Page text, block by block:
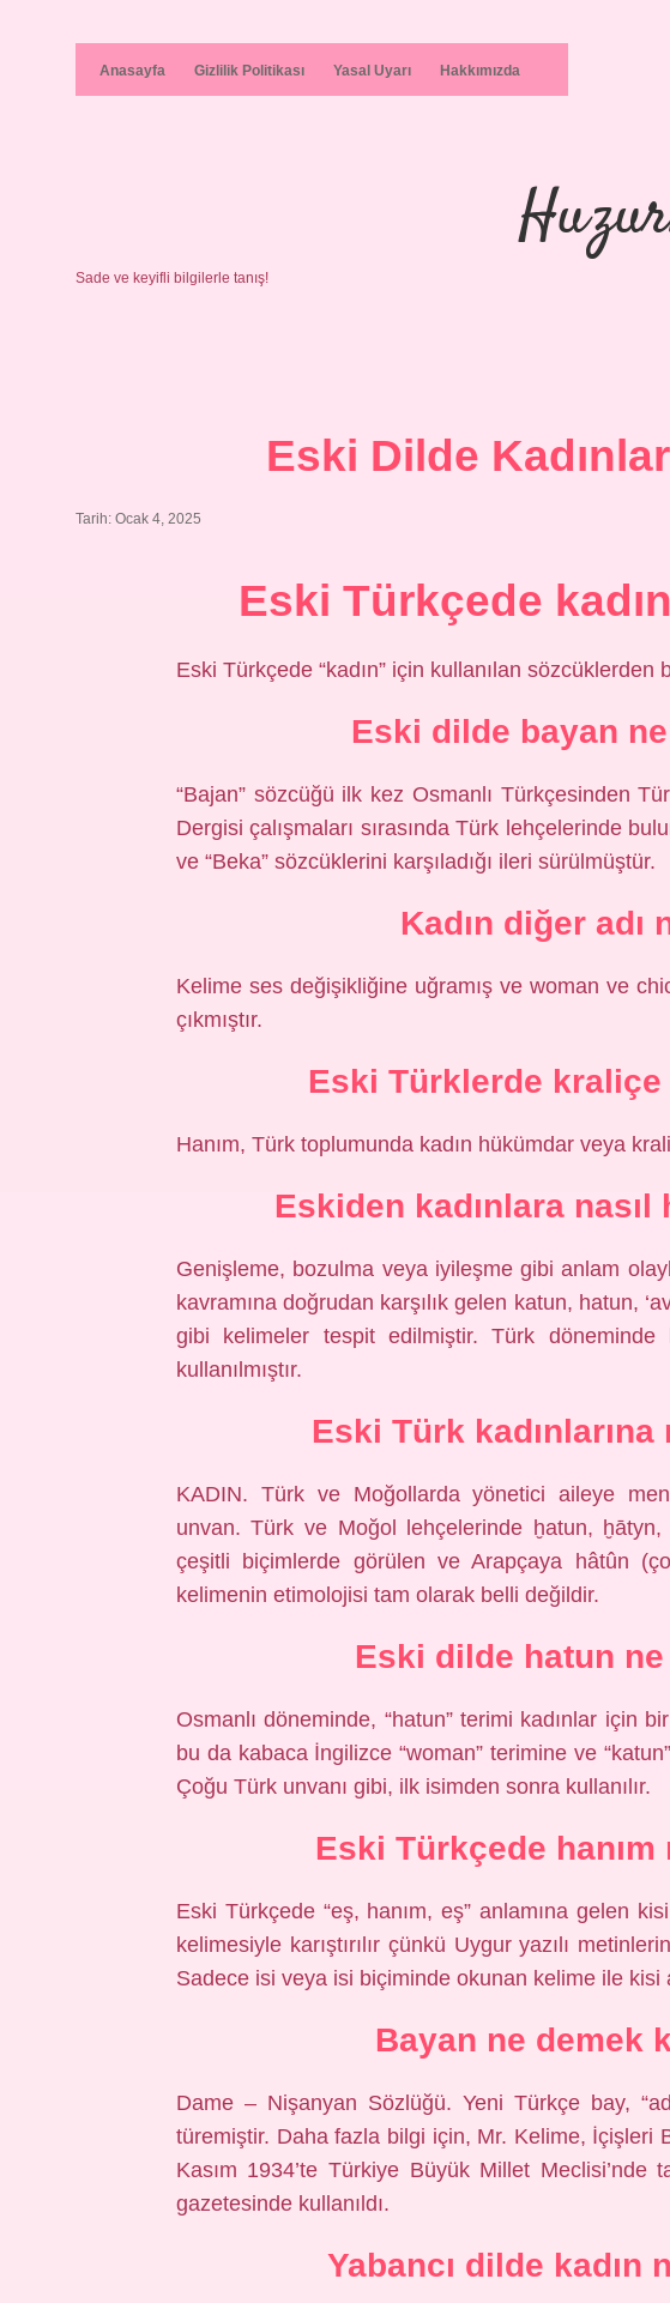
Anasayfa Gizlilik Politikası Yasal Uyarı Hakkımızda
Sade ve keyifli bilgilerle tanış!
Eski Dilde
Tarih: Ocak 4, 2025
Eski Türkçede
Eski Türkçede “kadın” için kullanılan sözcüklerden
Eski dilde bayan
“Bajan” sözcüğü ilk kez Osmanlı Türkçesinden
Dergisi çalışmaları sırasında Türk lehçelerinde
ve “Beka” sözcüklerini karşıladığı ileri sürülmüştür.
Kadın diğer adı
Kelime ses değişikliğine uğramış ve woman ve
çıkmıştır.
Eski Türklerde kraliçe
Hanım, Türk toplumunda kadın hükümdar veya
Eskiden kadınlara
Genişleme, bozulma veya iyileşme gibi anlam
kavramına doğrudan karşılık gelen katun, hatun,
gibi kelimeler tespit edilmiştir. Türk
kullanılmıştır.
Eski Türk
KADIN. Türk ve Moğollarda yönetici aileye
unvan. Türk ve Moğol lehçelerinde ḫatun,
çeşitli biçimlerde görülen ve Arapçaya hâtûn
kelimenin etimolojisi tam olarak belli değildir.
Eski dilde hatun
Osmanlı döneminde, “hatun” terimi kadınlar için
bu da kabaca İngilizce “woman” terimine ve
Çoğu Türk unvanı gibi, ilk isimden sonra kullanılır.
Eski Türkçede hanım
Eski Türkçede “eş, hanım, eş” anlamına gelen
kelimesiyle karıştırılır çünkü Uygur yazılı
Sadece isi veya isi biçiminde okunan kelime ile kisi
Bayan ne demek
Dame – Nişanyan Sözlüğü. Yeni Türkçe bay,
türemiştir. Daha fazla bilgi için, Mr. Kelime, İçişleri
Kasım 1934’te Türkiye Büyük Millet Meclisi’nde
gazetesinde kullanıldı.
Yabancı dilde kadın